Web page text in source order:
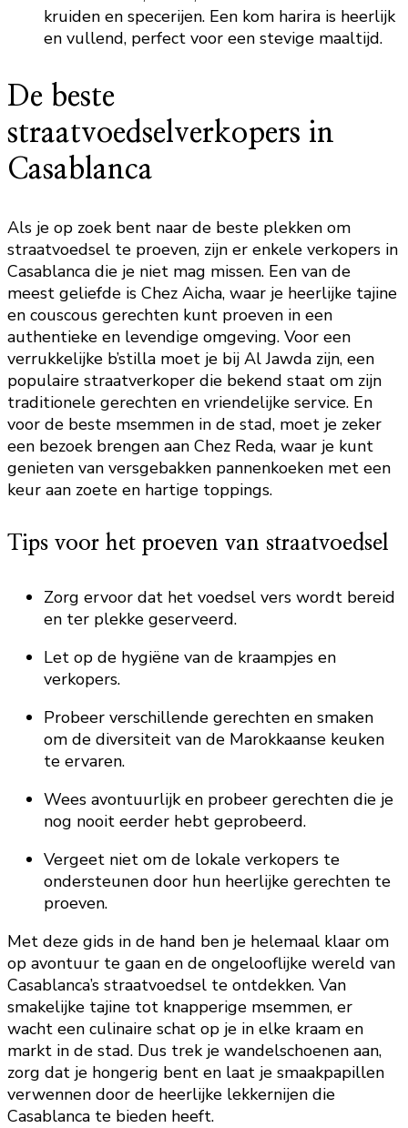
kruiden en specerijen. Een kom harira is heerlijk
en vullend, perfect voor een stevige maaltijd.
De beste
straatvoedselverkopers in
Casablanca
Als je op zoek bent naar de beste plekken om
straatvoedsel te proeven, zijn er enkele verkopers in
Casablanca die je niet mag missen. Een van de
meest geliefde is Chez Aicha, waar je heerlijke tajine
en couscous gerechten kunt proeven in een
authentieke en levendige omgeving. Voor een
verrukkelijke b’stilla moet je bij Al Jawda zijn, een
populaire straatverkoper die bekend staat om zijn
traditionele gerechten en vriendelijke service. En
voor de beste msemmen in de stad, moet je zeker
een bezoek brengen aan Chez Reda, waar je kunt
genieten van versgebakken pannenkoeken met een
keur aan zoete en hartige toppings.
Tips voor het proeven van straatvoedsel
Zorg ervoor dat het voedsel vers wordt bereid
en ter plekke geserveerd.
Let op de hygiëne van de kraampjes en
verkopers.
Probeer verschillende gerechten en smaken
om de diversiteit van de Marokkaanse keuken
te ervaren.
Wees avontuurlijk en probeer gerechten die je
nog nooit eerder hebt geprobeerd.
Vergeet niet om de lokale verkopers te
ondersteunen door hun heerlijke gerechten te
proeven.
Met deze gids in de hand ben je helemaal klaar om
op avontuur te gaan en de ongelooflijke wereld van
Casablanca’s straatvoedsel te ontdekken. Van
smakelijke tajine tot knapperige msemmen, er
wacht een culinaire schat op je in elke kraam en
markt in de stad. Dus trek je wandelschoenen aan,
zorg dat je hongerig bent en laat je smaakpapillen
verwennen door de heerlijke lekkernijen die
Casablanca te bieden heeft.